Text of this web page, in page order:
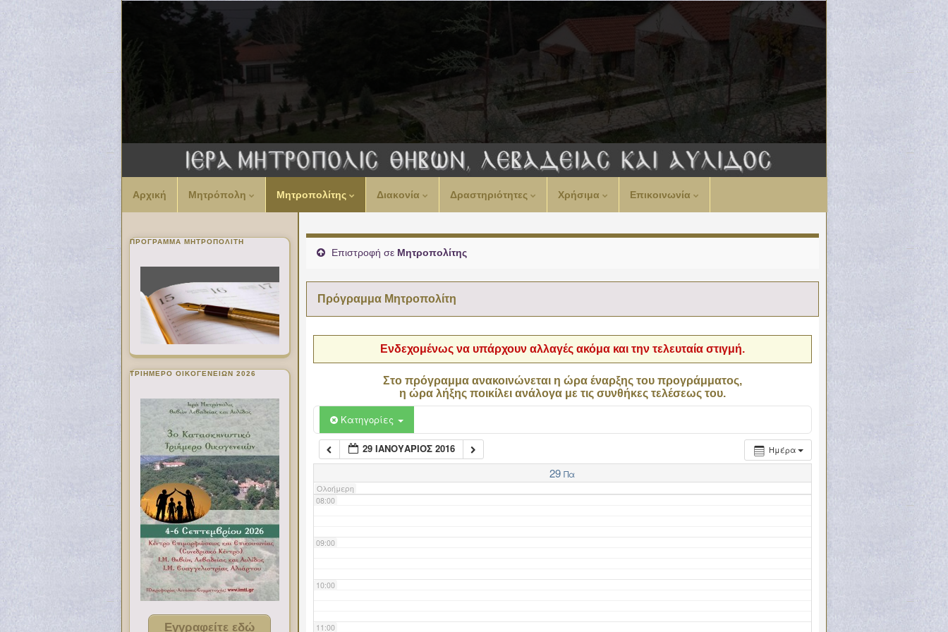
Αρχική Μητρόπολη Μητροπολίτης Διακονία Δραστηριότητες Χρήσιμα Επικοινωνία
Επιστροφή σε Μητροπολίτης
Πρόγραμμα Μητροπολίτη
Ενδεχομένως να υπάρχουν αλλαγές ακόμα και την τελευταία στιγμή.
Στο πρόγραμμα ανακοινώνεται η ώρα έναρξης του προγράμματος,
η ώρα λήξης ποικίλει ανάλογα με τις συνθήκες τελέσεως του.
Κατηγορίες
Ημέρα
29 ΙΑΝΟΥΆΡΙΟΣ 2016
29 Πα
Ολοήμερη
00:00
02:00
06:00
07:00
08:00
09:00
10:00
11:00
ΠΡΌΓΡΑΜΜΑ ΜΗΤΡΟΠΟΛΊΤΗ
ΤΡΙΗΜΕΡΟ ΟΙΚΟΓΕΝΕΙΩΝ 2026
Εγγραφείτε εδώ